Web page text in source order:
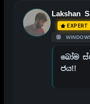
Lakshan
බෝම
ජය!!